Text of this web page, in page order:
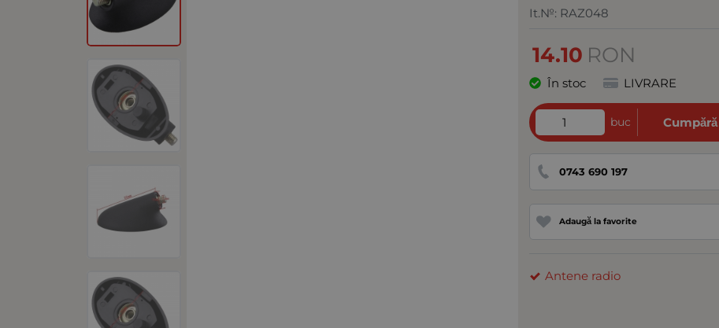
It.№: RAZ048
14.10 RON
În stoc LIVRARE
buc Cumpără
0743 690 197
Adaugă la favorite
Antene radio